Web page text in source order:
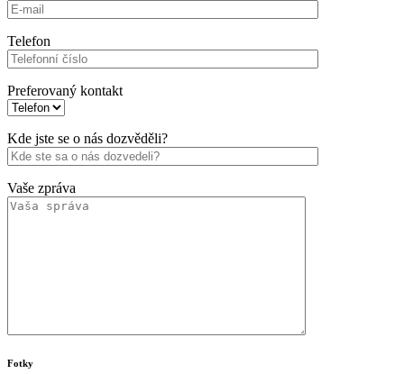
Telefon
Preferovaný kontakt
Kde jste se o nás dozvěděli?
Vaše zpráva
Fotky